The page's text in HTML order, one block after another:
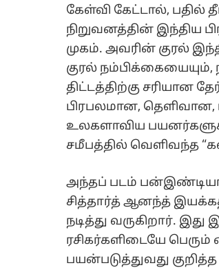
கேள்வி கேட்டால், பதில்
நிறுவனத்தின் இந்திய
முகம். அவரின் குரல்
குரல் நம்பிக்கையையும்,
திட்டத்திற்கு சரியான
பிரபலமான, தெளிவான,
உலகளாவிய
சமீபத்தில் வெளிவந்த
அந்தப் படம்
சித்தார்த் ஆனந்த்
நடித்து வருகிறார்.
ரசிகர்களிடையே பெரும்
பயன்படுத்துவது